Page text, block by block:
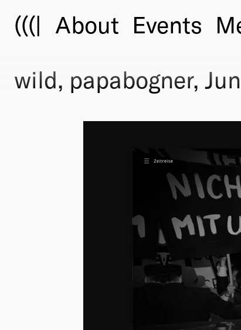
(((| About Events
wild, papabogner,